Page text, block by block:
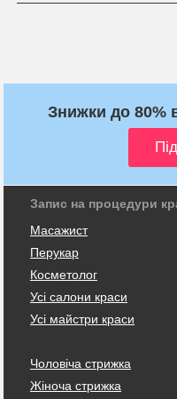
Знижки до 80%
Запис на процедури
Масажист
Перукар
Косметолог
Усі салони краси
Усі майстри краси
Чоловіча стрижка
Жіноча стрижка